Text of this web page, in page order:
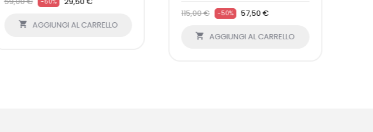
 AGGIUNGI AL CARRELLO
115,00 € -50% 57,50 €
 AGGIUNGI AL CARRELLO